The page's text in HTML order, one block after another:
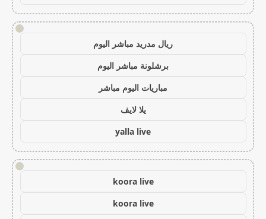
!
ريال مدريد مباشر اليوم
برشلونة مباشر اليوم
مباريات اليوم مباشر
يلا لايف
yalla live
!
koora live
koora live